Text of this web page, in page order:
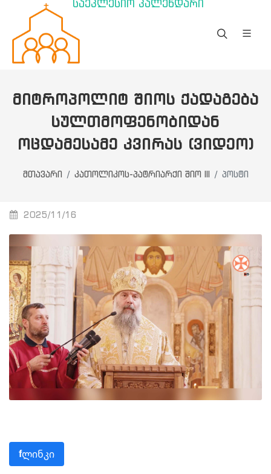
საეკლესიო კალენდარი
ᲛᲘᲢᲠᲝᲞᲝᲚᲘᲢ ᲨᲘᲝᲡ ᲥᲐᲓᲐᲒᲔᲑᲐ
ᲡᲣᲚᲗᲛᲝᲤᲔᲜᲝᲑᲘᲓᲐᲜ
ᲝᲪᲓᲐᲛᲔᲡᲐᲛᲔ ᲙᲕᲘᲠᲐᲡ (ᲕᲘᲓᲔᲝ)
მთავარი კათოლიკოს-პატრიარქი შიო III პოსტი
2025/11/16
fლინკი